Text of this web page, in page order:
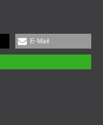
E-Mail